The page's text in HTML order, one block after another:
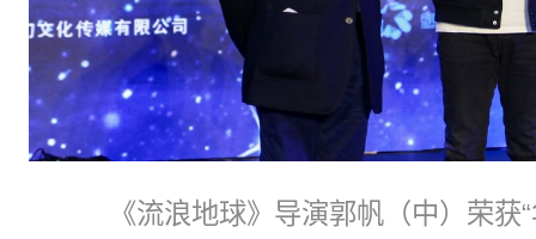
《流浪地球》导演郭帆（中）荣获